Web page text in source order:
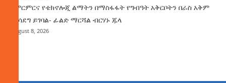
የምርምርና የቴክኖሎጂ ልማትን በማስፋፋት የግብዓት አቅርቦትን በራስ አቅም
ማሳደግ ይገባል- ፊልድ ማርሻል ብርሃኑ ጁላ
August 8, 2026